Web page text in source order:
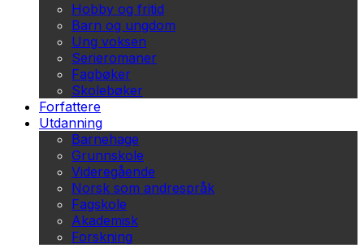
Hobby og fritid
Barn og ungdom
Ung voksen
Serieromaner
Fagbøker
Skolebøker
Forfattere
Utdanning
Barnehage
Grunnskole
Videregående
Norsk som andrespråk
Fagskole
Akademisk
Forskning